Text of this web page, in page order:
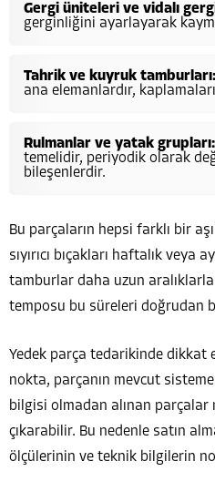
Gergi üniteleri ve vidalı
gerginliğini ayarlayarak
Tahrik ve kuyruk tamburları:
ana elemanlardır,
Rulmanlar ve yatak grupları:
temelidir, periyodik olarak
bileşenlerdir.
Bu parçaların hepsi farklı bir
sıyırıcı bıçakları haftalık veya
tamburlar daha uzun
temposu bu süreleri doğrudan
Yedek parça tedarikinde dikkat
nokta, parçanın mevcut
bilgisi olmadan alınan parçalar
çıkarabilir. Bu nedenle satın
ölçülerinin ve teknik bilgilerin